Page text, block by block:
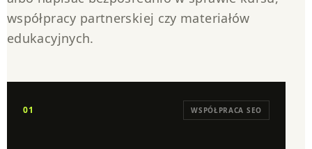
współpracy partnerskiej czy materiałów
edukacyjnych.
01 WSPÓŁPRACA SEO